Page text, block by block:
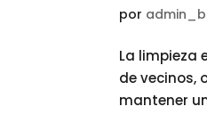
por
La limpieza
de vecinos,
mantener